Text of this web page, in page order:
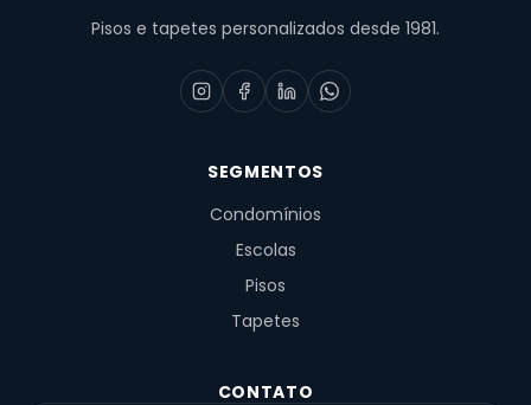
Pisos e tapetes personalizados desde 1981.
SEGMENTOS
Condomínios
Escolas
Pisos
Tapetes
CONTATO